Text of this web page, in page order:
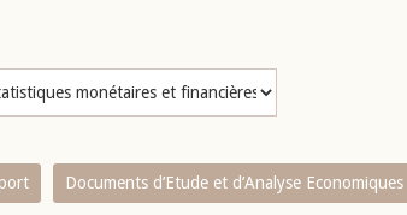
Documents d’Etude et d’Analyse Economiques